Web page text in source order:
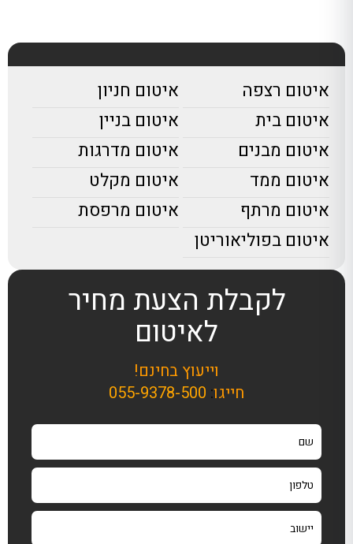
איטום רצפה
איטום חניון
איטום בית
איטום בניין
איטום מבנים
איטום מדרגות
איטום ממד
איטום מקלט
איטום מרתף
איטום מרפסת
איטום בפוליאוריטן
לקבלת הצעת מחיר
לאיטום
וייעוץ בחינם!
חייגו:
055-9378-500